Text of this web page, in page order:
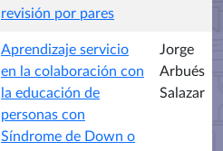
revisión por pares
Aprendizaje servicio
en la colaboración con
la educación de
personas con
Síndrome de Down o
Jorge
Arbués
Salazar